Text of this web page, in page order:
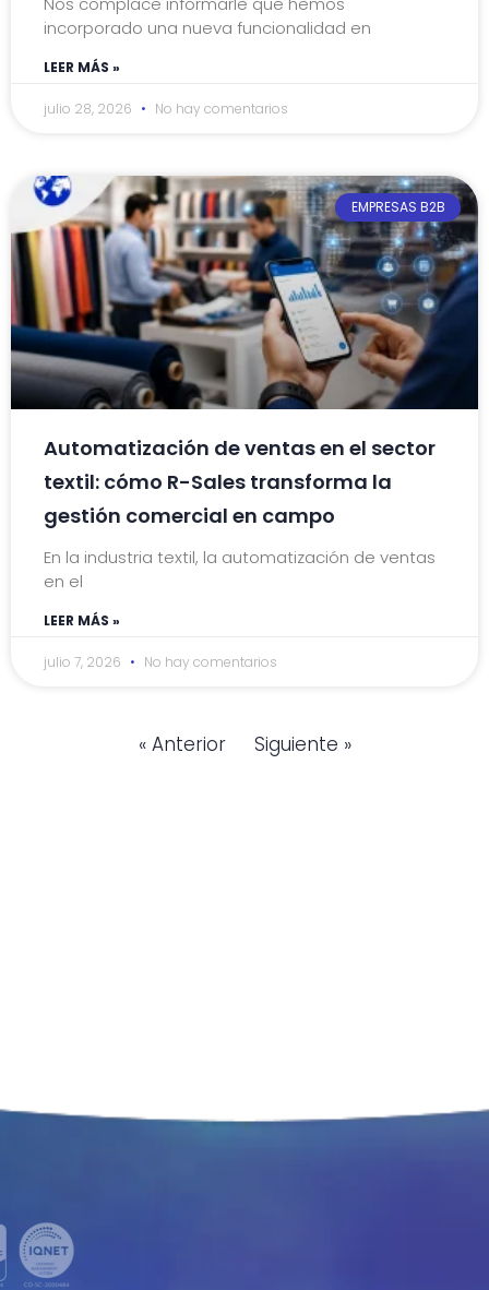
incorporado una nueva funcionalidad en
LEER MÁS »
julio 28, 2026 No hay comentarios
EMPRESAS B2B
Automatización de ventas en el sector
textil: cómo R-Sales transforma la
gestión comercial en campo
En la industria textil, la automatización de ventas
en el
LEER MÁS »
julio 7, 2026 No hay comentarios
« Anterior Siguiente »